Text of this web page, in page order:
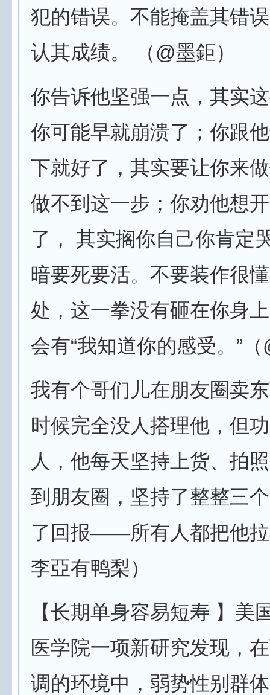
犯的错误。不能掩盖其错
认其成绩。 （@墨鉅）
你告诉他坚强一点，其实
你可能早就崩溃了；你跟
下就好了，其实要让你来
做不到这一步；你劝他想
了， 其实搁你自己你肯定
暗要死要活。不要装作很
处，这一拳没有砸在你身
会有“我知道你的感受。”
我有个哥们儿在朋友圈卖
时候完全没人搭理他，但
人，他每天坚持上货、拍
到朋友圈，坚持了整整三
了回报——所有人都把他
李亞有鸭梨）
【长期单身容易短寿 】美
医学院一项新研究发现，
调的环境中，弱势性别群